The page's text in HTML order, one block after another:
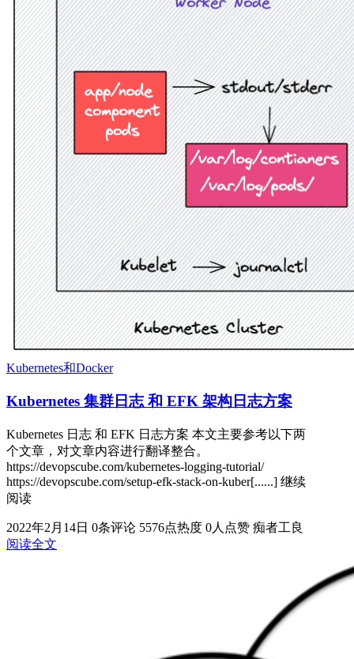
Kubernetes和Docker
Kubernetes 集群日志 和 EFK 架构日志方案
Kubernetes 日志 和 EFK 日志方案 本文主要参考以下两
个文章，对文章内容进行翻译整合。
https://devopscube.com/kubernetes-logging-tutorial/
https://devopscube.com/setup-efk-stack-on-kuber[......] 继续
阅读
2022年2月14日 0条评论 5576点热度 0人点赞 痴者工良
阅读全文